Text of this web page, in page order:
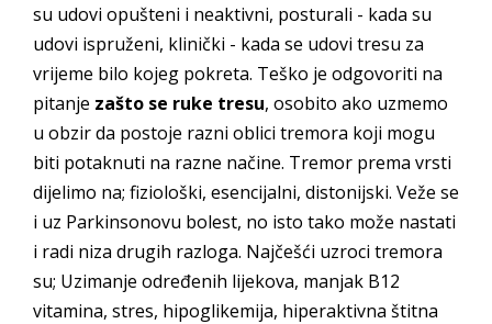
su udovi opušteni i neaktivni, posturali - kada su
udovi ispruženi, klinički - kada se udovi tresu za
vrijeme bilo kojeg pokreta. Teško je odgovoriti na
pitanje zašto se ruke tresu, osobito ako uzmemo
u obzir da postoje razni oblici tremora koji mogu
biti potaknuti na razne načine. Tremor prema vrsti
dijelimo na; fiziološki, esencijalni, distonijski. Veže se
i uz Parkinsonovu bolest, no isto tako može nastati
i radi niza drugih razloga. Najčešći uzroci tremora
su; Uzimanje određenih lijekova, manjak B12
vitamina, stres, hipoglikemija, hiperaktivna štitna